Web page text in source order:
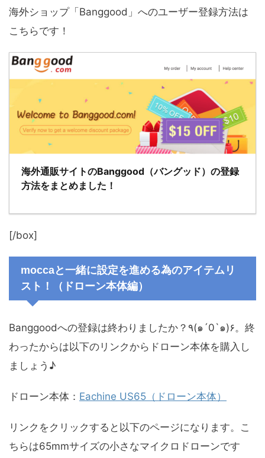
海外ショップ「Banggood」へのユーザー登録方法は
こちらです！
海外通販サイトのBanggood（バングッド）の登録
方法をまとめました！
[/box]
moccaと一緒に設定を進める為のアイテムリ
スト！（ドローン本体編）
Banggoodへの登録は終わりましたか？٩(๑´0`๑)۶。終
わったからは以下のリンクからドローン本体を購入し
ましょう♪
ドローン本体： Eachine US65（ドローン本体）
リンクをクリックすると以下のページになります。こ
ちらは65mmサイズの小さなマイクロドローンです